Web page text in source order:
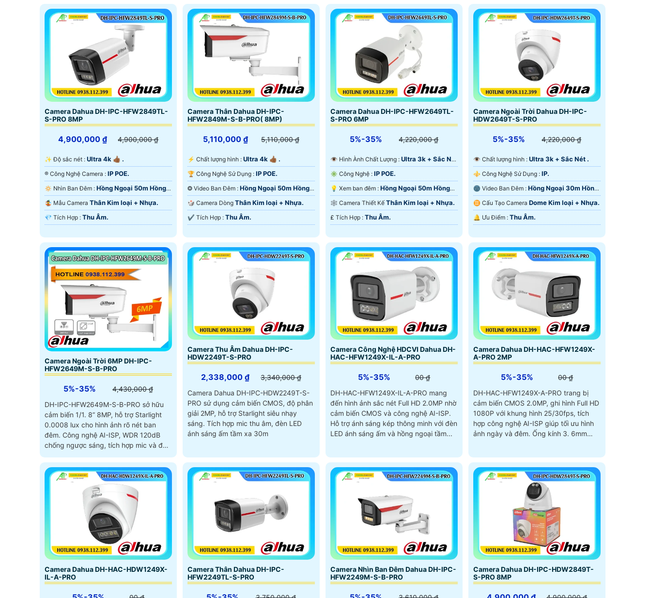
Camera Dahua DH-IPC-HFW2849TL-
S-PRO 8MP
4,900,000 ₫ 4,900,000 ₫
✨ Độ sắc nét : Ultra 4k 👍🏾 .
®️ Công Nghệ Camera : IP POE.
🔅 Nhìn Ban Đêm : Hồng Ngoại 50m Hồng
Ngoại SMD.
🤹 Mẫu Camera Thân Kim loại + Nhựa.
️💎 Tích Hợp : Thu Âm.
Camera Thân Dahua DH-IPC-
HFW2849M-S-B-PRO( 8MP)
5,110,000 ₫ 5,110,000 ₫
️⚡ Chất lượng hình : Ultra 4k 👍🏾 .
🏆 Công Nghệ Sử Dụng : IP POE.
❂ Video Ban Đêm : Hồng Ngoại 50m Hồng
Ngoại SMD.
🎲 Camera Dòng Thân Kim loại + Nhựa.
️✔️ Tích Hợp : Thu Âm.
Camera Dahua DH-IPC-HFW2649TL-
S-PRO 6MP
5%-35% 4,220,000 ₫
👁 Hình Ành Chất Lượng : Ultra 3k + Sắc Nét
.
✳️ Công Nghệ : IP POE.
💡 Xem ban đêm : Hồng Ngoại 50m Hồng
Ngoại SMD.
🕸️ Camera Thiết Kế Thân Kim loại + Nhựa.
️₤ Tích Hợp : Thu Âm.
Camera Ngoài Trời Dahua DH-IPC-
HDW2649T-S-PRO
5%-35% 4,220,000 ₫
👁 Chất lượng hình : Ultra 3k + Sắc Nét .
⚜️ Công Nghệ Sử Dụng : IP.
🌚 Video Ban Đêm : Hồng Ngoại 30m Hồng
Ngoại SMD.
♊ Cấu Tạo Camera Dome Kim loại + Nhựa.
️🔔 Ưu Điểm : Thu Âm.
Camera Ngoài Trời 6MP DH-IPC-
HFW2649M-S-B-PRO
5%-35%
4,430,000 ₫
DH-IPC-HFW2649M-S-B-PRO sở hữu
cảm biến 1/1. 8” 8MP, hỗ trợ Starlight
0.0008 lux cho hình ảnh rõ nét ban
đêm. Công nghệ AI-ISP, WDR 120dB
chống ngược sáng, tích hợp mic và đèn
Camera Thu Âm Dahua DH-IPC-
HDW2249T-S-PRO
2,338,000 ₫
3,340,000 ₫
Camera Dahua DH-IPC-HDW2249T-S-
PRO sử dụng cảm biến CMOS, độ phân
giải 2MP, hỗ trợ Starlight siêu nhạy
sáng. Tích hợp mic thu âm, đèn LED
ánh sáng ấm tầm xa 30m
Camera Công Nghệ HDCVI Dahua DH-
HAC-HFW1249X-IL-A-PRO
5%-35%
00 ₫
DH-HAC-HFW1249X-IL-A-PRO mang
đến hình ảnh sắc nét Full HD 2.0MP nhờ
cảm biến CMOS và công nghệ AI-ISP.
Hỗ trợ ánh sáng kép thông minh với đèn
LED ánh sáng ấm và hồng ngoại tầm...
Camera Dahua DH-HAC-HFW1249X-
A-PRO 2MP
5%-35%
00 ₫
DH-HAC-HFW1249X-A-PRO trang bị
cảm biến CMOS 2.0MP, ghi hình Full HD
1080P với khung hình 25/30fps, tích
hợp công nghệ AI-ISP giúp tối ưu hình
ảnh ngày và đêm. Ống kính 3. 6mm
Camera Dahua DH-HAC-HDW1249X-
IL-A-PRO
Camera Thân Dahua DH-IPC-
HFW2249TL-S-PRO
Camera Nhìn Ban Đêm Dahua DH-IPC-
HFW2249M-S-B-PRO
Camera Dahua DH-IPC-HDW2849T-
S-PRO 8MP